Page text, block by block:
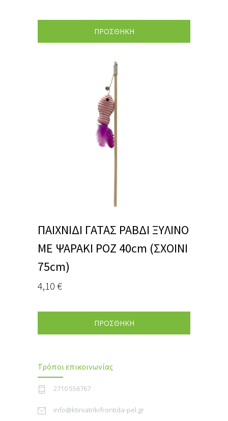
ΠΡΟΣΘΗΚΗ
ΠΑΙΧΝΙΔΙ ΓΑΤΑΣ ΡΑΒΔΙ ΞΥΛΙΝΟ
ΜΕ ΨΑΡΑΚΙ ΡΟΖ 40cm (ΣΧΟΙΝΙ
75cm)
4,10 €
ΠΡΟΣΘΗΚΗ
Τρόποι επικοινωνίας
2710 556767
info@ktiniatrikifrontida-pel.gr